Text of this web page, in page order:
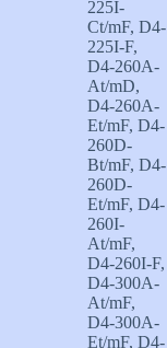
225I-
Ct/mF, D4-
225I-F,
D4-260A-
At/mD,
D4-260A-
Et/mF, D4-
260D-
Bt/mF, D4-
260D-
Et/mF, D4-
260I-
At/mF,
D4-260I-F,
D4-300A-
At/mF,
D4-300A-
Et/mF, D4-